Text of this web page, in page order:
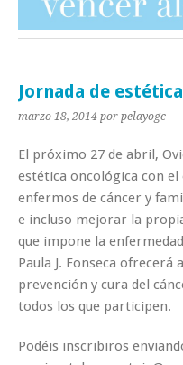
Jornada de
marzo 18, 2014 por pelayogc
El próximo 27 de abril,
estética oncológica con
enfermos de cáncer y
e incluso mejorar la
que impone la
Paula J. Fonseca ofrecerá
prevención y cura del
todos los que participen.
Podéis inscribiros